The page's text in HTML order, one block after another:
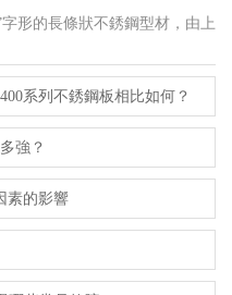
形的長條狀不銹鋼型材，由上
系列不銹鋼板相比如何？
強？
素的影響